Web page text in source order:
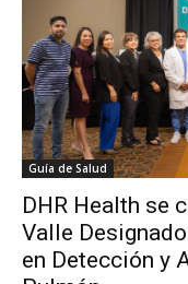
Guía de Salud
DHR Health se
Valle
en Detección y